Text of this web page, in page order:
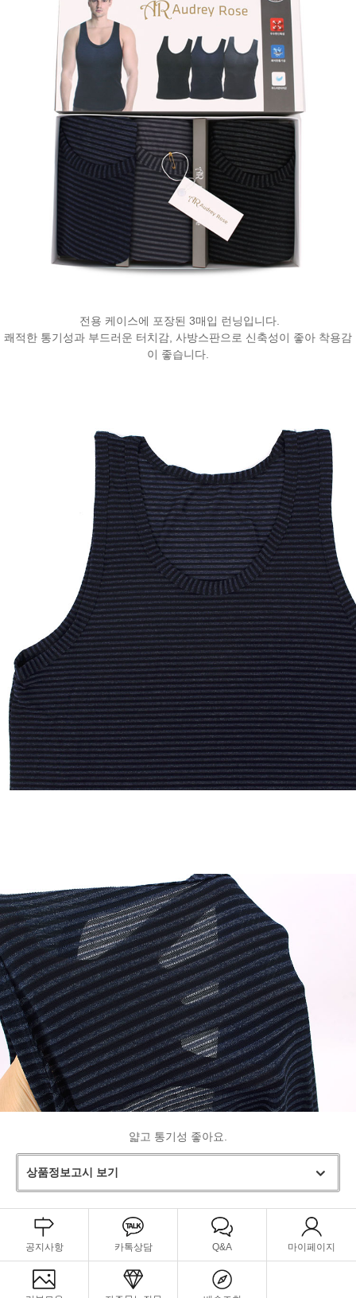
전용 케이스에 포장된 3매입 런닝입니다.
쾌적한 통기성과 부드러운 터치감, 사방스판으로 신축성이 좋아 착용감
이 좋습니다.
얇고 통기성 좋아요.
상품정보고시 보기
공지사항 카톡상담 Q&A 마이페이지